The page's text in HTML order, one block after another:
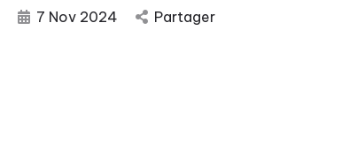
7 Nov 2024 Partager